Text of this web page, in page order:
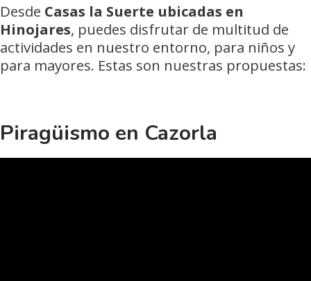
Desde Casas la Suerte ubicadas en
Hinojares, puedes disfrutar de multitud de
actividades en nuestro entorno, para niños y
para mayores. Estas son nuestras propuestas:
Piragüismo en Cazorla